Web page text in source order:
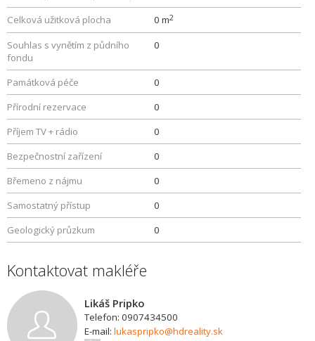
Celková užitková plocha 0 m2
Souhlas s vynětím z půdního
fondu
0
Památková péče
0
Přírodní rezervace
0
Příjem TV + rádio
0
Bezpečnostní zařízení
0
Břemeno z nájmu
0
Samostatný přístup
0
Geologický průzkum
0
Kontaktovat makléře
Likáš Pripko
Telefon: 0907434500
E-mail: lukaspripko@hdreality.sk